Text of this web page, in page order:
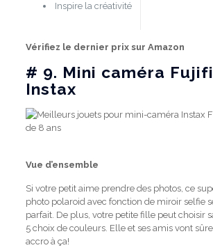
Inspire la créativité
Vérifiez le dernier prix sur Amazon
# 9. Mini caméra
Instax
Vue d’ensemble
Si votre petit aime prendre des photos, ce
photo polaroid avec fonction de miroir selfie
parfait. De plus, votre petite fille peut choisir
5 choix de couleurs. Elle et ses amis vont
accro à ça!